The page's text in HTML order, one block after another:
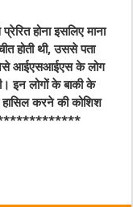
होना इसलिए माना
होती थी, उससे पता
आईएसआईएस के लोग
इन लोगों के बाकी के
करने की कोशिश